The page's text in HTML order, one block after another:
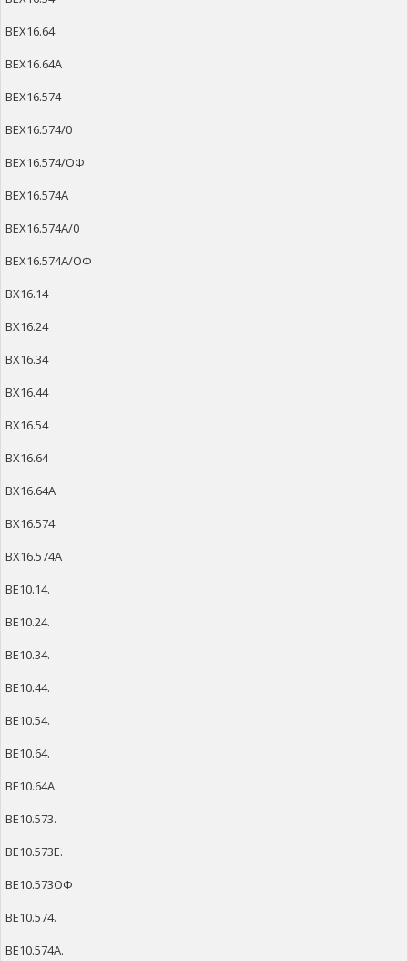
ВЕХ16.64
ВЕХ16.64А
ВЕХ16.574
ВЕХ16.574/0
ВЕХ16.574/ОФ
ВЕХ16.574А
ВЕХ16.574А/0
ВЕХ16.574А/ОФ
ВХ16.14
ВХ16.24
ВХ16.34
ВХ16.44
ВХ16.54
ВХ16.64
ВХ16.64А
ВХ16.574
ВХ16.574А
ВЕ10.14.
ВЕ10.24.
ВЕ10.34.
ВЕ10.44.
ВЕ10.54.
ВЕ10.64.
ВЕ10.64А.
ВЕ10.573.
ВЕ10.573Е.
ВЕ10.573ОФ
ВЕ10.574.
ВЕ10.574А.